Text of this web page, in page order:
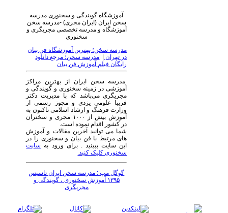
آموزشگاه گویندگی و سخنوری مدرسه
سخن ایران (ایران مجری) -مدرسه سخن
آموزشگاه و مدرسه تخصصی مجریگری و
سخنوری
مدرسه سخن؛ بهترین آموزشگاه فن بیان
در تهران
مدرسه سخن؛ مرجع دانلود
رایگان فیلم آموزش فن بیان
مدرسه سخن ایران از بهترین مراکز
آموزشی در زمینه سخنوری و گویندگی و
مجریگری می‌باشد که با مدیریت دکتر
فریبا علومی یزدی و مجوز رسمی از
وزارت فرهنگ و ارشاد اسلامی تاکنون به
آموزش بیش از ۱۰۰۰ مجری و سخنران
در کشور اقدام نموده است.
شما می توانید آخرین مقالات و آموزش
های مرتبط با فن بیان و سخنوری را در
این سایت ببینید . برای ورود به سایت
سخنوری کلیک کنید.
گوگل مپ : مدرسه سخن ایران تاسیس
۱۳۹۵ آموزش سخنوری ، گویندگی و
مجریگری